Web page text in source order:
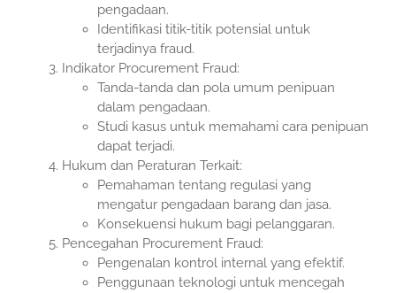
pengadaan.
Identifikasi titik-titik potensial untuk
terjadinya fraud.
Indikator Procurement Fraud:
Tanda-tanda dan pola umum penipuan
dalam pengadaan.
Studi kasus untuk memahami cara penipuan
dapat terjadi.
Hukum dan Peraturan Terkait:
Pemahaman tentang regulasi yang
mengatur pengadaan barang dan jasa.
Konsekuensi hukum bagi pelanggaran.
Pencegahan Procurement Fraud:
Pengenalan kontrol internal yang efektif.
Penggunaan teknologi untuk mencegah